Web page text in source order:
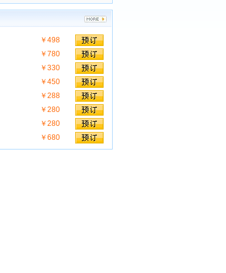
￥498
￥780
￥330
￥450
￥288
￥280
￥280
￥680